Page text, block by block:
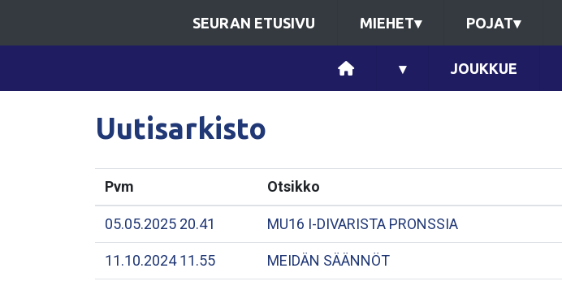
SEURAN ETUSIVU MIEHET▾ POJAT▾
▾ JOUKKUE
Uutisarkisto
Pvm Otsikko
05.05.2025 20.41 MU16 I-DIVARISTA PRONSSIA
11.10.2024 11.55 MEIDÄN SÄÄNNÖT